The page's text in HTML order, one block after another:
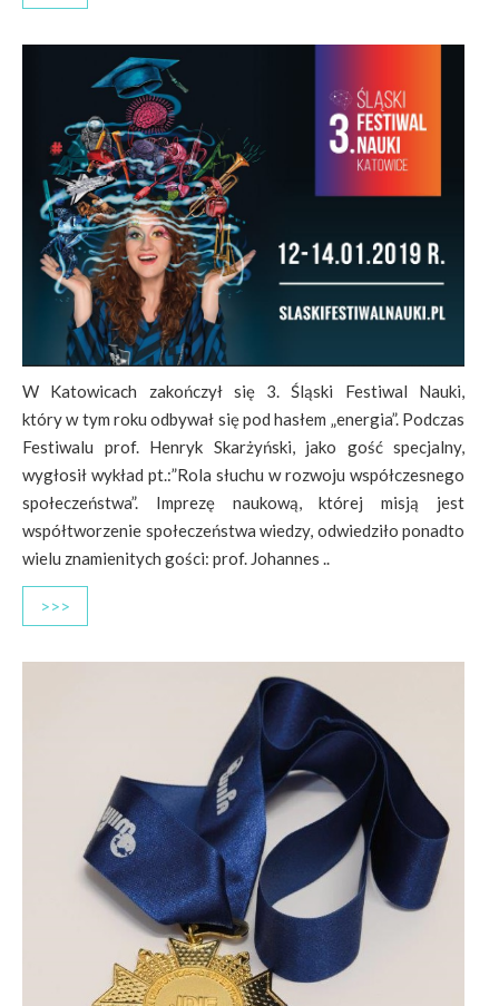
W Katowicach zakończył się 3. Śląski Festiwal Nauki,
który w tym roku odbywał się pod hasłem „energia”. Podczas
Festiwalu prof. Henryk Skarżyński, jako gość specjalny,
wygłosił wykład pt.:”Rola słuchu w rozwoju współczesnego
społeczeństwa”. Imprezę naukową, której misją jest
współtworzenie społeczeństwa wiedzy, odwiedziło ponadto
wielu znamienitych gości: prof. Johannes ..
>>>